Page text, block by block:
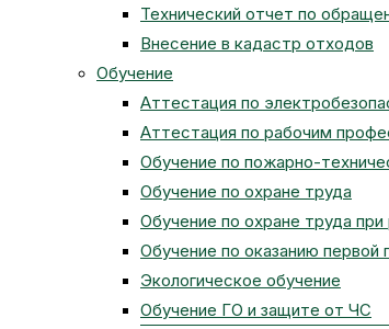
Технический отчет по
Внесение в кадастр отходов
Обучение
Аттестация по
Аттестация по рабочим
Обучение по пожарно-
Обучение по охране труда
Обучение по охране труда
Обучение по оказанию
Экологическое обучение
Обучение ГО и защите от ЧС